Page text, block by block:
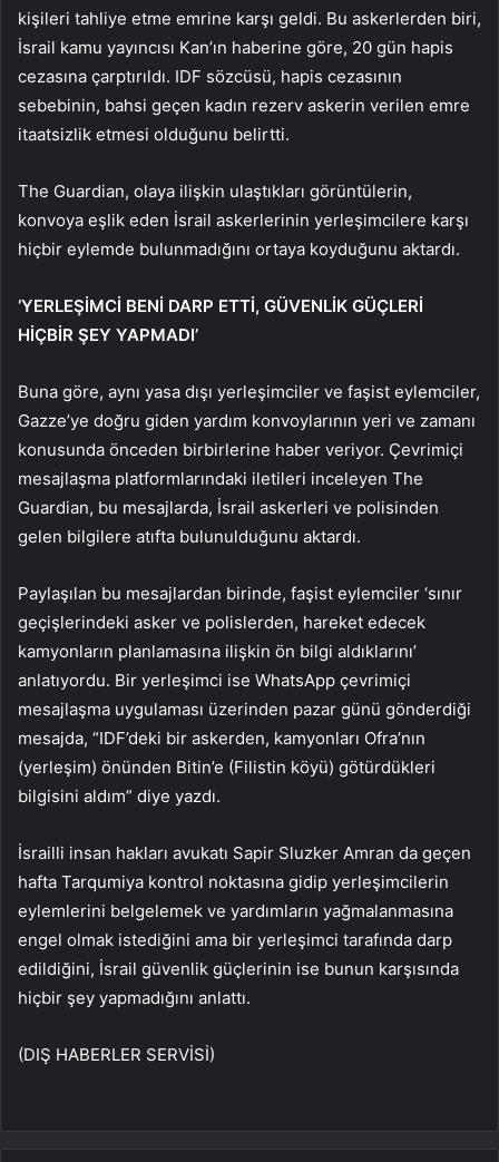
kişileri tahliye etme emrine karşı geldi. Bu askerlerden biri,
İsrail kamu yayıncısı Kan’ın haberine göre, 20 gün hapis
cezasına çarptırıldı. IDF sözcüsü, hapis cezasının
sebebinin, bahsi geçen kadın rezerv askerin verilen emre
itaatsizlik etmesi olduğunu belirtti.
The Guardian, olaya ilişkin ulaştıkları görüntülerin,
konvoya eşlik eden İsrail askerlerinin yerleşimcilere karşı
hiçbir eylemde bulunmadığını ortaya koyduğunu aktardı.
‘YERLEŞİMCİ BENİ DARP ETTİ, GÜVENLİK GÜÇLERİ
HİÇBİR ŞEY YAPMADI’
Buna göre, aynı yasa dışı yerleşimciler ve faşist eylemciler,
Gazze’ye doğru giden yardım konvoylarının yeri ve zamanı
konusunda önceden birbirlerine haber veriyor. Çevrimiçi
mesajlaşma platformlarındaki iletileri inceleyen The
Guardian, bu mesajlarda, İsrail askerleri ve polisinden
gelen bilgilere atıfta bulunulduğunu aktardı.
Paylaşılan bu mesajlardan birinde, faşist eylemciler ‘sınır
geçişlerindeki asker ve polislerden, hareket edecek
kamyonların planlamasına ilişkin ön bilgi aldıklarını’
anlatıyordu. Bir yerleşimci ise WhatsApp çevrimiçi
mesajlaşma uygulaması üzerinden pazar günü gönderdiği
mesajda, “IDF’deki bir askerden, kamyonları Ofra’nın
(yerleşim) önünden Bitin’e (Filistin köyü) götürdükleri
bilgisini aldım” diye yazdı.
İsrailli insan hakları avukatı Sapir Sluzker Amran da geçen
hafta Tarqumiya kontrol noktasına gidip yerleşimcilerin
eylemlerini belgelemek ve yardımların yağmalanmasına
engel olmak istediğini ama bir yerleşimci tarafında darp
edildiğini, İsrail güvenlik güçlerinin ise bunun karşısında
hiçbir şey yapmadığını anlattı.
(DIŞ HABERLER SERVİSİ)